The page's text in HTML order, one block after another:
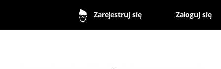
Zarejestruj się Zaloguj się